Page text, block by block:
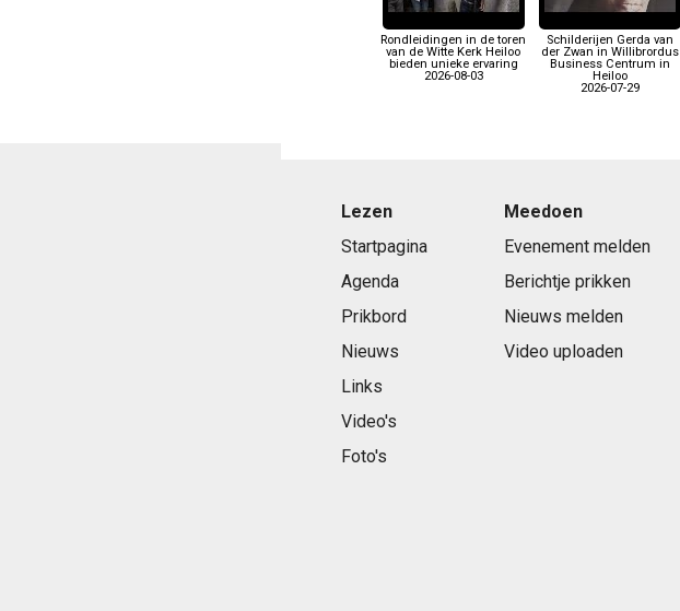
Rondleidingen in de toren
van de Witte Kerk Heiloo
bieden unieke ervaring
2026-08-03
Schilderijen Gerda van
der Zwan in Willibrordus
Business Centrum in
Heiloo
2026-07-29
Lezen
Startpagina
Agenda
Prikbord
Nieuws
Links
Video's
Foto's
Meedoen
Evenement melden
Berichtje prikken
Nieuws melden
Video uploaden